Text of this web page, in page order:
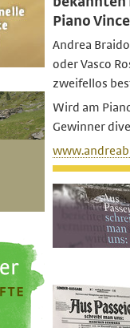
Piano
Andrea
oder Vasco
zweifellos
Wird am
Gewinner